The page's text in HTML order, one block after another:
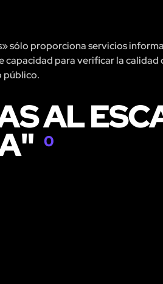
sólo proporciona servicios
para verificar la
público.
AL
0